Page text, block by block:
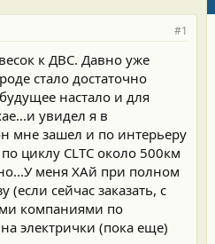
#1
к ДВС. Давно уже
стало достаточно
настало и для
увидел я в
мне зашел и по интерьеру
циклу CLTC около 500км
меня ХАй при полном
сейчас заказать, с
компаниями по
электрички (пока еще)